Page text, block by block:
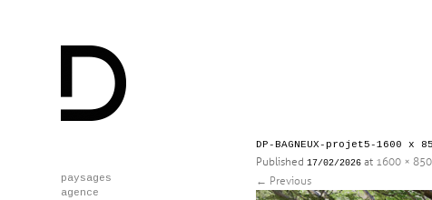
Skip
to
paysages
agence
DP-BAGNEUX-projet5-1600 x
Published17/02/2026 at 1600 × 850
← Previous